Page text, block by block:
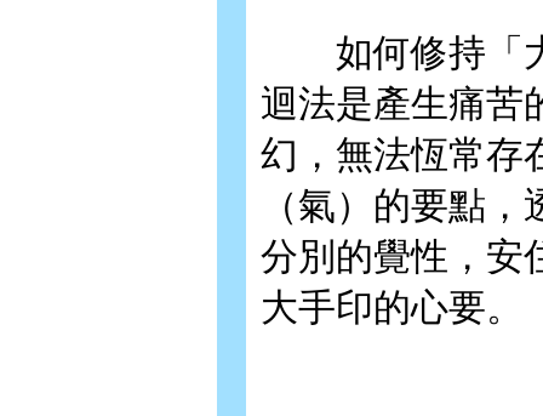
如何修持「大
迴法是產生痛苦
幻，無法恆常存
（氣）的要點
分別的覺性，安
大手印的心要。